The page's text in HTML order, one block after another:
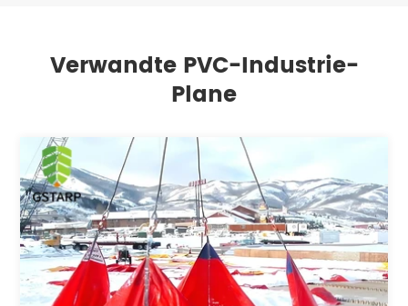
Verwandte PVC-Industrie-
Plane